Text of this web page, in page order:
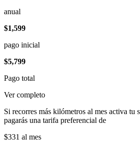
anual
$1,599
pago inicial
$5,799
Pago total
Ver completo
Si recorres más kilómetros al mes activa tu
pagarás una tarifa preferencial de
$331 al mes